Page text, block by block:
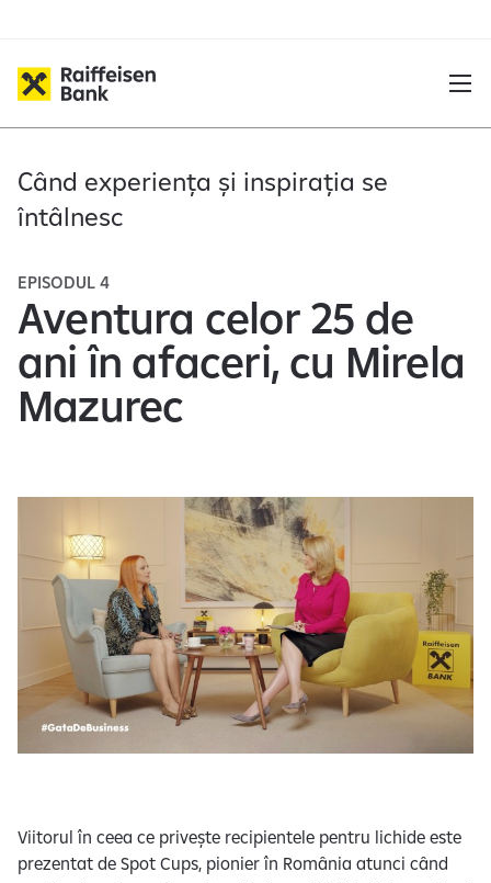
Când experiența și inspirația se
întâlnesc
EPISODUL 4
Aventura celor 25 de
ani în afaceri, cu Mirela
Mazurec
Viitorul în ceea ce privește recipientele pentru lichide este
prezentat de Spot Cups, pionier în România atunci când